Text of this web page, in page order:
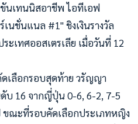
นเทนนิสอาชีพ ไอทีเอฟ
เนชั่นแนล #1" ชิงเงินรางวัล
ะเทศออสเตรเลีย เมื่อวันที่ 12
เลือกรอบสุดท้าย วรัญญา
บ 16 จากญี่ปุ่น 0-6, 6-2, 7-5
ขณะที่รอบคัดเลือกประเภทหญิง